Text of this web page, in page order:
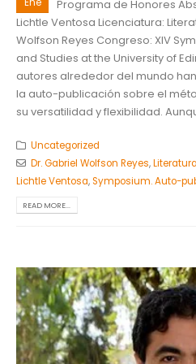
Programa de Honores
Lichtle Ventosa Licenciatura:
Wolfson Reyes Congreso: XIV
and Studies at the University of
autores alrededor del mundo
la auto-publicación sobre el
su versatilidad y flexibilidad.
Uncategorized
Dr. Gabriel Wolfson Reyes,Literatura
Lichtle Ventosa,Symposium. Auto-
READ MORE...